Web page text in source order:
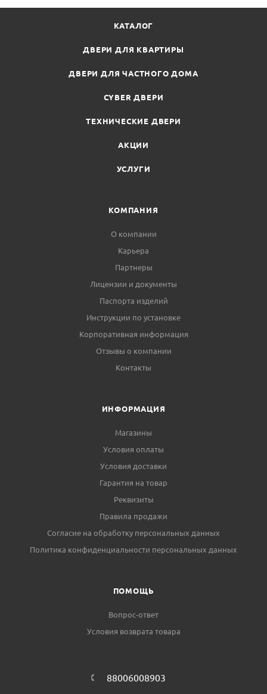
КАТАЛОГ
ДВЕРИ ДЛЯ КВАРТИРЫ
ДВЕРИ ДЛЯ ЧАСТНОГО ДОМА
CYBER ДВЕРИ
ТЕХНИЧЕСКИЕ ДВЕРИ
АКЦИИ
УСЛУГИ
КОМПАНИЯ
О компании
Карьера
Партнеры
Лицензии и документы
Паспорта изделий
Инструкции по установке
Корпоративная информация
Отзывы о компании
Контакты
ИНФОРМАЦИЯ
Магазины
Условия оплаты
Условия доставки
Гарантия на товар
Реквизиты
Правила продажи
Согласие на обработку персональных данных
Политика конфиденциальности персональных данных
ПОМОЩЬ
Вопрос-ответ
Условия возврата товара
88006008903